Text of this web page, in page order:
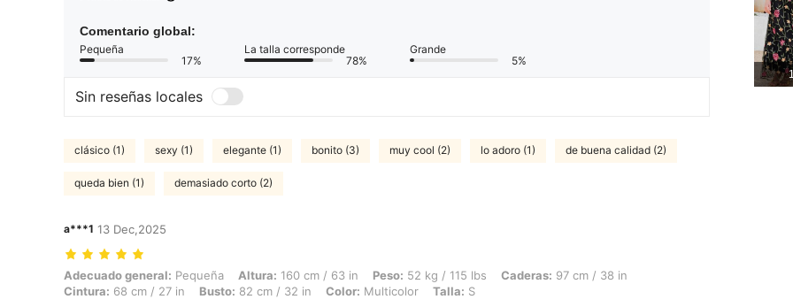
Comentario global:
Pequeña
17%
La talla corresponde
78%
Grande
5%
Sin reseñas locales
clásico (1) sexy (1) elegante (1) bonito (3) muy cool (2) lo adoro (1) de buena calidad (2)
queda bien (1) demasiado corto (2)
a***1 13 Dec,2025
Adecuado general: Pequeña, Altura: 160 cm / 63 in, Peso: 52 kg / 115 lbs, Caderas: 97 cm / 38 in, Cintura: 68 cm / 27 in, Busto: 82 cm / 32 in, Color:
Adecuado general: Pequeña Altura: 160 cm / 63 in Peso: 52 kg / 115 lbs Caderas: 97 cm / 38 in
Cintura: 68 cm / 27 in Busto: 82 cm / 32 in Color: Multicolor Talla: S